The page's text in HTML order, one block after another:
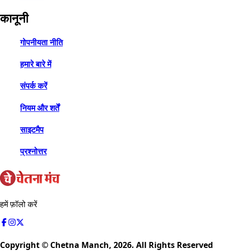
कानूनी
गोपनीयता नीति
हमारे बारे में
संपर्क करें
नियम और शर्तें
साइटमैप
प्रश्नोत्तर
हमें फ़ॉलो करें
Copyright © Chetna Manch, 2026. All Rights Reserved